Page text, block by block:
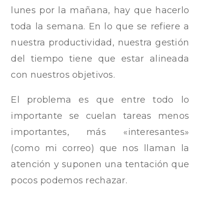
lunes por la mañana, hay que hacerlo
toda la semana. En lo que se refiere a
nuestra productividad, nuestra gestión
del tiempo tiene que estar alineada
con nuestros objetivos.
El problema es que entre todo lo
importante se cuelan tareas menos
importantes, más «interesantes»
(como mi correo) que nos llaman la
atención y suponen una tentación que
pocos podemos rechazar.